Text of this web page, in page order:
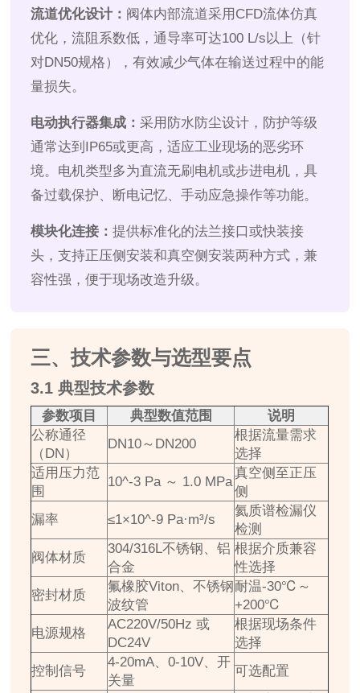
流道优化设计： 阀体内部流道采用CFD流体仿真
优化，流阻系数低，通导率可达100 L/s以上（针
对DN50规格），有效减少气体在输送过程中的能
量损失。
电动执行器集成： 采用防水防尘设计，防护等级
通常达到IP65或更高，适应工业现场的恶劣环
境。电机类型多为直流无刷电机或步进电机，具
备过载保护、断电记忆、手动应急操作等功能。
模块化连接：提供标准化的法兰接口或快装接
头，支持正压侧安装和真空侧安装两种方式，兼
容性强，便于现场改造升级。
三、技术参数与选型要点
3.1 典型技术参数
参数项目 典型数值范围
说明
公称通径
（DN）
DN10～DN200
根据流量需求
选择
适用压力范
围
10^-3 Pa ～ 1.0 MPa
真空侧至正压
侧
漏率
≤1×10^-9 Pa·m³/s
氦质谱检漏仪
检测
阀体材质
304/316L不锈钢、铝
合金
根据介质兼容
性选择
密封材质
氟橡胶Viton、不锈钢
波纹管
耐温-30℃～
+200℃
电源规格
AC220V/50Hz 或
DC24V
根据现场条件
选择
控制信号
4-20mA、0-10V、开
关量
可选配置